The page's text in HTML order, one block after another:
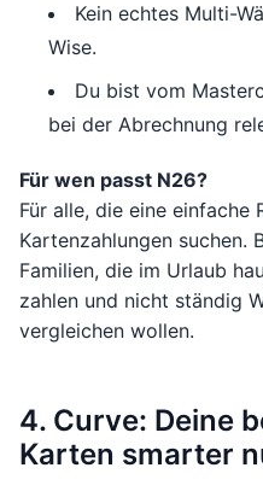
Kein echtes Multi-
Wise.
Du bist vom
bei der Abrechnung
Für wen passt N26?
Für alle, die eine einfache
Kartenzahlungen suchen.
Familien, die im Urlaub
zahlen und nicht ständig
vergleichen wollen.
4. Curve: Deine
Karten smarter